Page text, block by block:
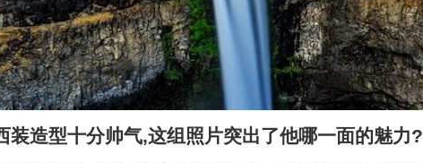
装造型十分帅气,这组照片突出了他哪一面的魅力?